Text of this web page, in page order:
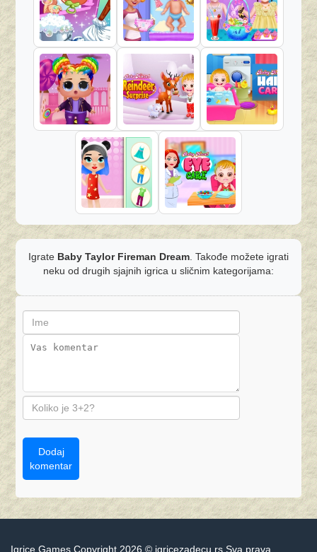
Igrate Baby Taylor Fireman Dream . Takođe možete igrati
neku od drugih sjajnih igrica u sličnim kategorijama:
Dodaj
komentar
Igrice Games Copyright 2026 © igricezadecu.rs Sva prava